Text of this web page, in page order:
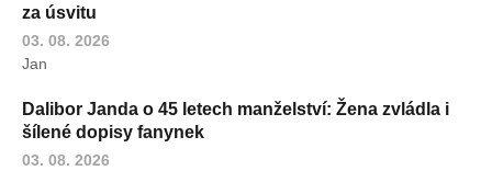
za úsvitu
03. 08. 2026
Jan
Dalibor Janda o 45 letech manželství: Žena zvládla i
šílené dopisy fanynek
03. 08. 2026